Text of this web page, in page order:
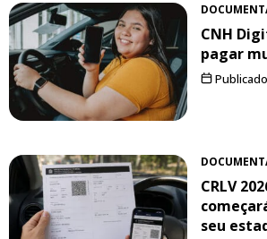
CNH
pagar
Publicado
CRLV
seu